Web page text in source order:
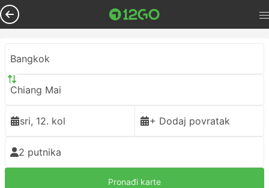
Bangkok
Chiang Mai
sri, 12. kol + Dodaj povratak
2 putnika
Pronađi karte